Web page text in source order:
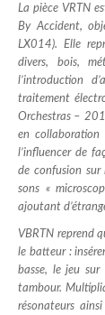
La pièce VRTN
By Accident,
LX014). Elle
divers, bois,
l’introduction
traitement
Orchestras –
en collaboration
l’influencer de
de confusion sur
sons «
ajoutant
VBRTN reprend
le batteur :
basse, le jeu
tambour.
résonateurs